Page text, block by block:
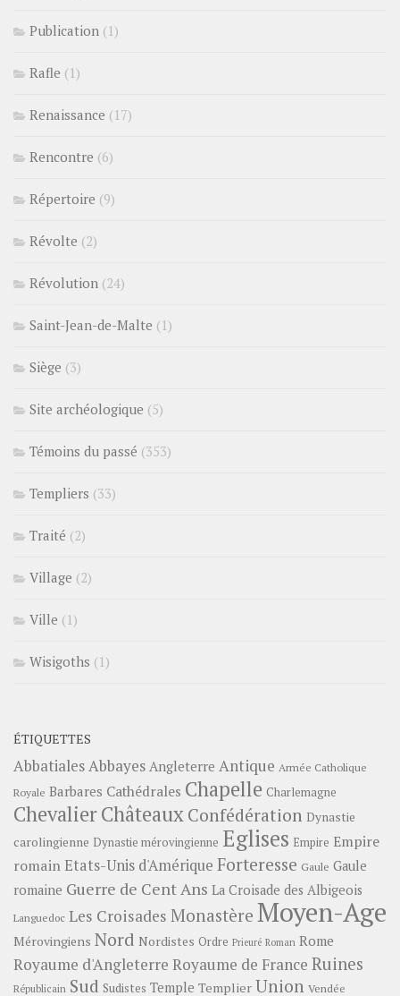
Publication (1)
Rafle (1)
Renaissance (17)
Rencontre (6)
Répertoire (9)
Révolte (2)
Révolution (24)
Saint-Jean-de-Malte (1)
Siège (3)
Site archéologique (5)
Témoins du passé (353)
Templiers (33)
Traité (2)
Village (2)
Ville (1)
Wisigoths (1)
ÉTIQUETTES
Abbatiales Abbayes Angleterre Antique Armée Catholique
Royale Barbares Cathédrales Chapelle Charlemagne
ChevalierChâteauxConfédération Dynastie
carolingienne Dynastie mérovingienne Eglises Empire Empire
romainEtats-Unis d'Amérique Forteresse Gaule Gaule
romaine Guerre de Cent Ans La Croisade des Albigeois
Languedoc Les Croisades Monastère Moyen-Age
Mérovingiens Nord Nordistes Ordre Prieuré Roman Rome
Royaume d'Angleterre Royaume de France Ruines
Républicain Sud Sudistes Temple Templier Union Vendée